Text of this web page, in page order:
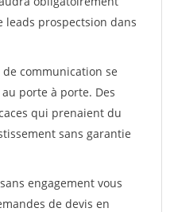
prospectsion dans
communication se
porte à porte. Des
qui prenaient du
sans garantie
engagement vous
de devis en